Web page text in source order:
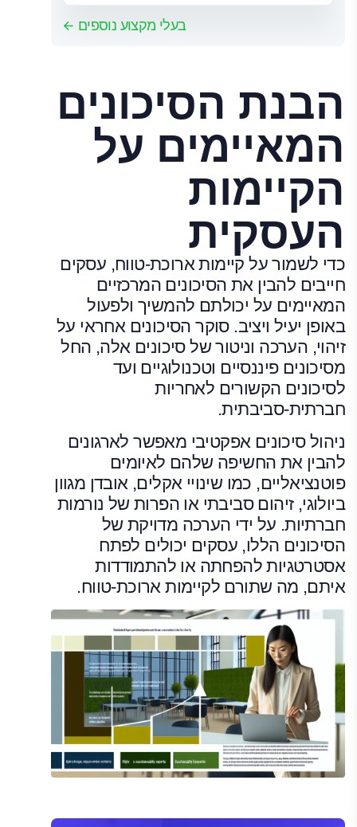
בעלי מקצוע נוספים
הבנת הסיכונים
המאיימים על
הקיימות
העסקית
כדי לשמור על קיימות ארוכת-טווח, עסקים
חייבים להבין את הסיכונים המרכזיים
המאיימים על יכולתם להמשיך ולפעול
באופן יעיל ויציב. סוקר הסיכונים אחראי על
זיהוי, הערכה וניטור של סיכונים אלה, החל
מסיכונים פיננסיים וטכנולוגיים ועד
לסיכונים הקשורים לאחריות
חברתית-סביבתית.
ניהול סיכונים אפקטיבי מאפשר לארגונים
להבין את החשיפה שלהם לאיומים
פוטנציאליים, כמו שינויי אקלים, אובדן מגוון
ביולוגי, זיהום סביבתי או הפרות של נורמות
חברתיות. על ידי הערכה מדויקת של
הסיכונים הללו, עסקים יכולים לפתח
אסטרטגיות להפחתה או להתמודדות
איתם, מה שתורם לקיימות ארוכת-טווח.